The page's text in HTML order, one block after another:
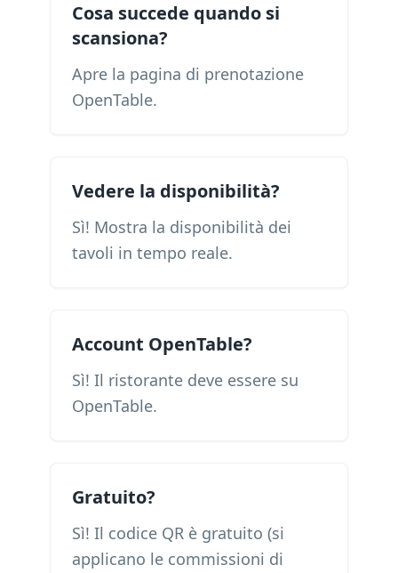
Cosa succede quando si
scansiona?
Apre la pagina di prenotazione
OpenTable.
Vedere la disponibilità?
Sì! Mostra la disponibilità dei
tavoli in tempo reale.
Account OpenTable?
Sì! Il ristorante deve essere su
OpenTable.
Gratuito?
Sì! Il codice QR è gratuito (si
applicano le commissioni di